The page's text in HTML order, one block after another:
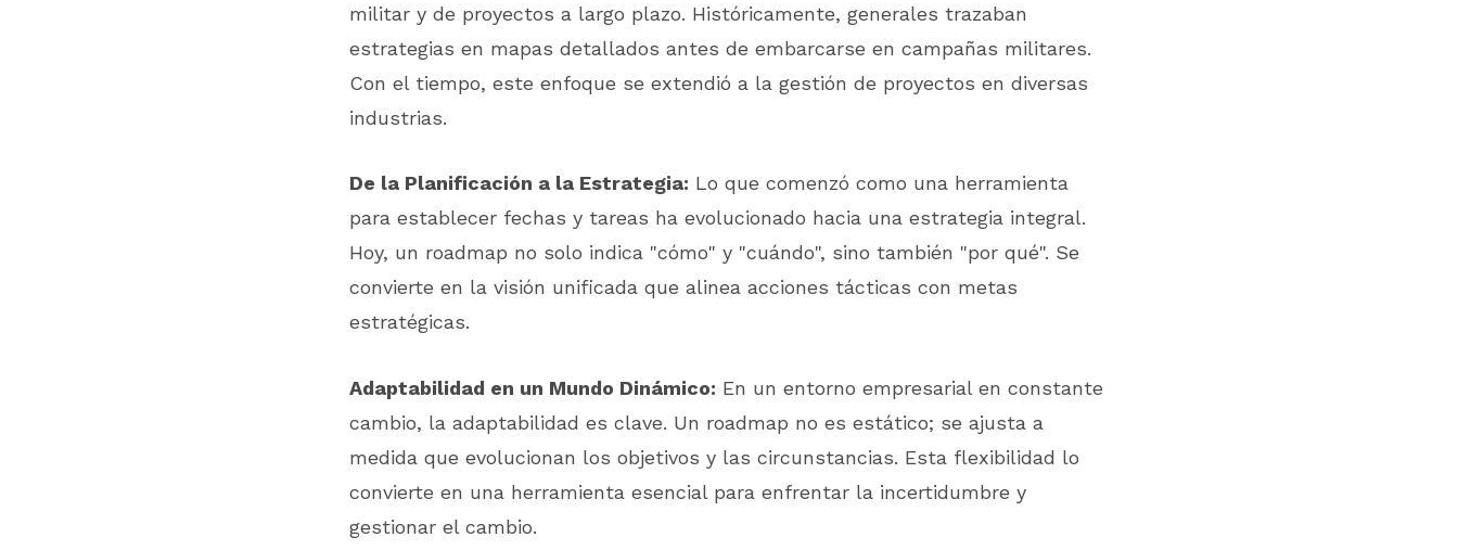
militar y de proyectos a largo plazo. Históricamente, generales trazaban
estrategias en mapas detallados antes de embarcarse en campañas militares.
Con el tiempo, este enfoque se extendió a la gestión de proyectos en diversas
industrias.
De la Planificación a la Estrategia: Lo que comenzó como una herramienta
para establecer fechas y tareas ha evolucionado hacia una estrategia integral.
Hoy, un roadmap no solo indica "cómo" y "cuándo", sino también "por qué". Se
convierte en la visión unificada que alinea acciones tácticas con metas
estratégicas.
Adaptabilidad en un Mundo Dinámico: En un entorno empresarial en constante
cambio, la adaptabilidad es clave. Un roadmap no es estático; se ajusta a
medida que evolucionan los objetivos y las circunstancias. Esta flexibilidad lo
convierte en una herramienta esencial para enfrentar la incertidumbre y
gestionar el cambio.